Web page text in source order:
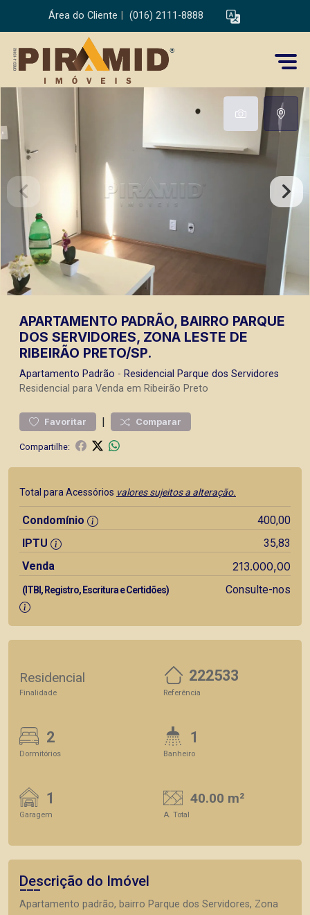
Área do Cliente (016) 2111-8888
APARTAMENTO PADRÃO, BAIRRO PARQUE
DOS SERVIDORES, ZONA LESTE DE
RIBEIRÃO PRETO/SP.
Apartamento Padrão - Residencial Parque dos Servidores
Residencial para Venda em Ribeirão Preto
Favoritar | Comparar
Compartilhe:
Total para Acessórios valores sujeitos a alteração.
Condomínio
400,00
IPTU
35,83
Venda
213.000,00
(ITBI, Registro, Escritura e Certidões) Consulte-nos
Residencial
Finalidade
222533
Referência
2
Dormitórios
1
Banheiro
1
Garagem
40.00 m²
A. Total
Descrição do Imóvel
Apartamento padrão, bairro Parque dos Servidores, Zona